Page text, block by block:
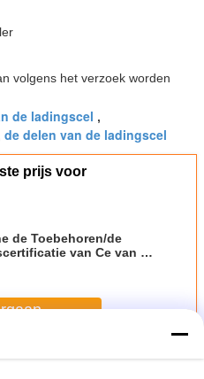
volgens het verzoek worden
de ladingscel ,
de delen van de ladingscel
prijs voor
de Toebehoren/de
van Ce van de